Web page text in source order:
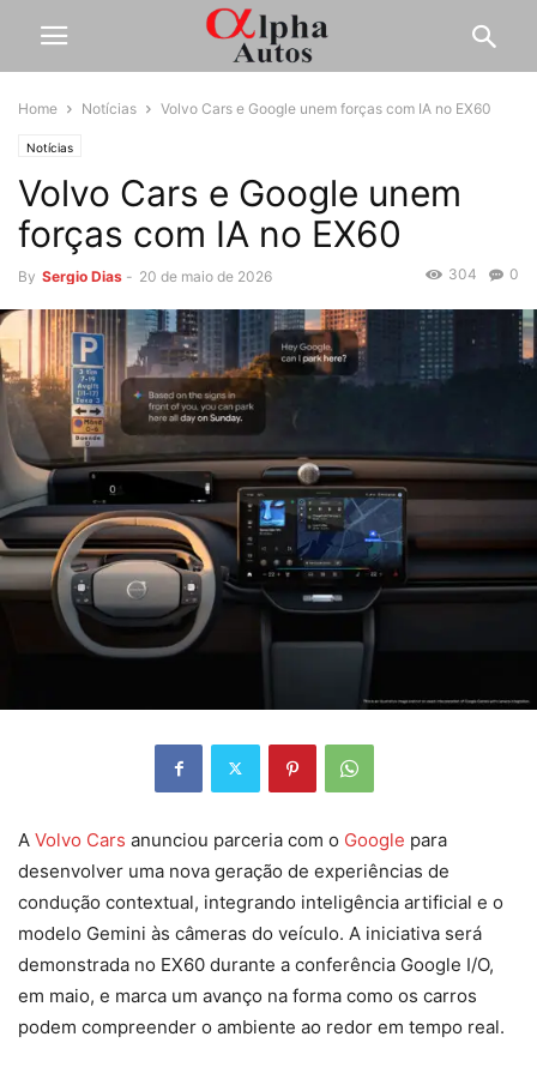
Home Notícias Volvo Cars e Google unem forças com IA no EX60
Notícias
Volvo Cars e Google unem
forças com IA no EX60
By Sergio Dias - 20 de maio de 2026 0
304
A Volvo Cars anunciou parceria com o Google para
desenvolver uma nova geração de experiências de
condução contextual, integrando inteligência artificial e o
modelo Gemini às câmeras do veículo. A iniciativa será
demonstrada no EX60 durante a conferência Google I/O,
em maio, e marca um avanço na forma como os carros
podem compreender o ambiente ao redor em tempo real.